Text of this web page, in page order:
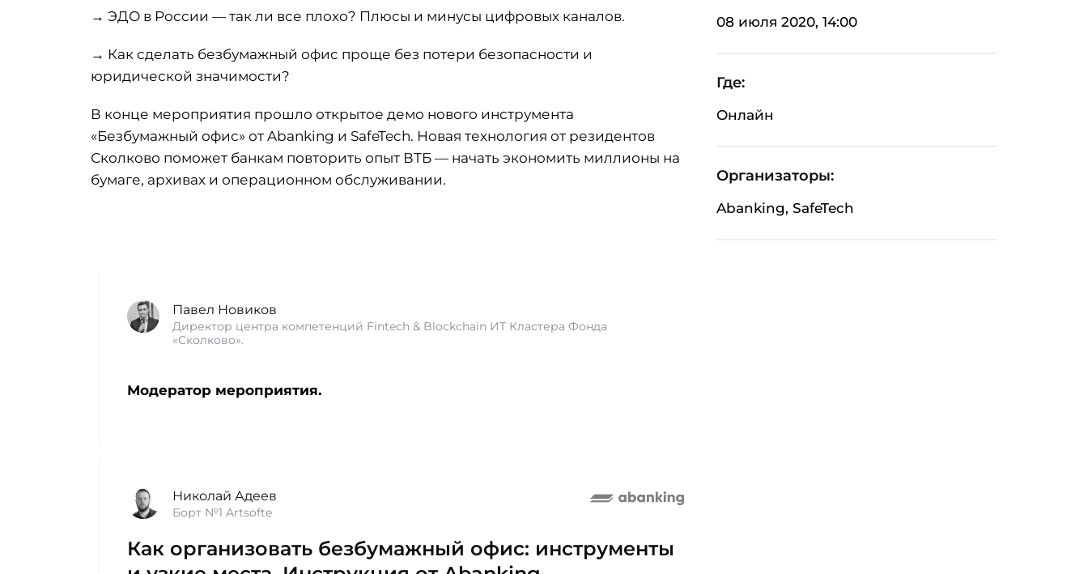
→ ЭДО в России — так ли все плохо? Плюсы и минусы цифровых каналов.
→ Как сделать безбумажный офис проще без потери безопасности и
юридической значимости?
В конце мероприятия прошло открытое демо нового инструмента
«Безбумажный офис» от Abanking и SafeTech. Новая технология от резидентов
Сколково поможет банкам повторить опыт ВТБ — начать экономить миллионы на
бумаге, архивах и операционном обслуживании.
Павел Новиков
Директор центра компетенций Fintech & Blockchain ИТ Кластера Фонда
«Сколково».
Модератор мероприятия.
Николай Адеев
Борт №1 Artsofte
Как организовать безбумажный офис: инструменты
08 июля 2020, 14:00
Где:
Онлайн
Организаторы:
Abanking, SafeTech